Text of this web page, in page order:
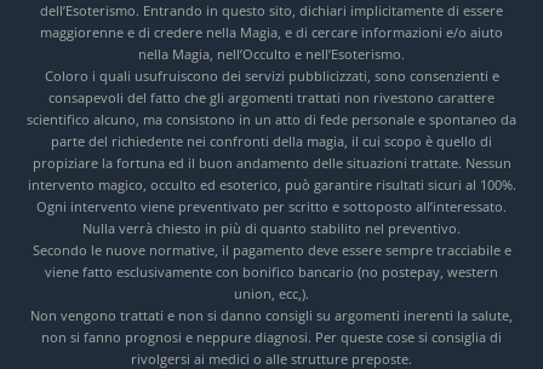
dell’Esoterismo. Entrando in questo sito, dichiari implicitamente di essere
maggiorenne e di credere nella Magia, e di cercare informazioni e/o aiuto
nella Magia, nell’Occulto e nell’Esoterismo.
Coloro i quali usufruiscono dei servizi pubblicizzati, sono consenzienti e
consapevoli del fatto che gli argomenti trattati non rivestono carattere
scientifico alcuno, ma consistono in un atto di fede personale e spontaneo da
parte del richiedente nei confronti della magia, il cui scopo è quello di
propiziare la fortuna ed il buon andamento delle situazioni trattate. Nessun
intervento magico, occulto ed esoterico, può garantire risultati sicuri al 100%.
Ogni intervento viene preventivato per scritto e sottoposto all’interessato.
Nulla verrà chiesto in più di quanto stabilito nel preventivo.
Secondo le nuove normative, il pagamento deve essere sempre tracciabile e
viene fatto esclusivamente con bonifico bancario (no postepay, western
union, ecc,).
Non vengono trattati e non si danno consigli su argomenti inerenti la salute,
non si fanno prognosi e neppure diagnosi. Per queste cose si consiglia di
rivolgersi ai medici o alle strutture preposte.